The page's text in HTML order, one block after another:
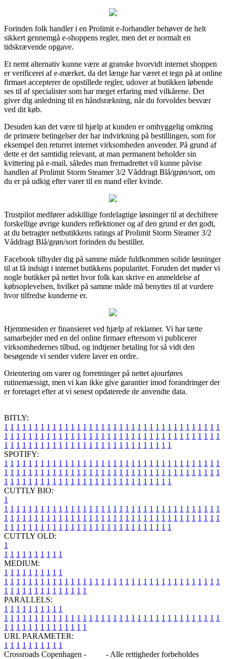
Forinden folk handler i en Prolimit e-forhandler behøver de helt
sikkert gennemgå e-shoppens regler, men det er normalt en
tidskrævende opgave.
Et nemt alternativ kunne være at granske hvorvidt internet shoppen
er verificeret af e-mærket, da det længe har været et tegn på at online
firmaet accepterer de opstillede regler, udover at butikken løbende
ses til af specialister som har meget erfaring med vilkårene. Det
giver dig anledning til en håndsrækning, når du forvoldes besvær
ved dit køb.
Desuden kan det være til hjælp at kunden er omhyggelig omkring
de primære betingelser der har indvirkning på bestillingen, som for
eksempel den returret internet virksomheden anvender. På grund af
dette er det samtidig relevant, at man permanent beholder sin
kvittering på e-mail, således man fremadrettet vil kunne påvise
handlen af Prolimit Storm Steamer 3/2 Våddragt Blå/grøn/sort, om
du er på udkig efter varer til en mand eller kvinde.
Trustpilot medfører adskillige fordelagtige løsninger til at dechifrere
forskellige øvrige kunders reflektioner og af den grund er det godt,
at du betragter netbutikkens ratings af Prolimit Storm Steamer 3/2
Våddragt Blå/grøn/sort forinden du bestiller.
Facebook tilbyder dig på samme måde fuldkommen solide løsninger
til at få indsigt i internet butikkens popularitet. Foruden det møder vi
nogle butikker på nettet hvor folk kan skrive en anmeldelse af
købsoplevelsen, hvilket på samme måde må benyttes til at vurdere
hvor tilfredse kunderne er.
Hjemmesiden er finansieret ved hjælp af reklamer. Vi har tætte
samarbejder med en del online firmaer eftersom vi publicerer
virksomhedernes tilbud, og indtjener betaling for så vidt den
besøgende vi sender videre laver en ordre.
Orientering om varer og forretninger på nettet ajourføres
rutinemæssigt, men vi kan ikke give garantier imod forandringer der
er foretaget efter at vi senest opdaterede de anvendte data.
BITLY:
1 1 1 1 1 1 1 1 1 1 1 1 1 1 1 1 1 1 1 1 1 1 1 1 1 1 1 1 1 1 1 1 1 1 1 1
1 1 1 1 1 1 1 1 1 1 1 1 1 1 1 1 1 1 1 1 1 1 1 1 1 1 1 1 1 1 1 1 1 1 1 1
1 1 1 1 1 1 1 1 1 1 1 1 1 1 1 1 1 1 1 1 1 1 1 1 1 1 1 1
SPOTIFY:
1 1 1 1 1 1 1 1 1 1 1 1 1 1 1 1 1 1 1 1 1 1 1 1 1 1 1 1 1 1 1 1 1 1 1 1
1 1 1 1 1 1 1 1 1 1 1 1 1 1 1 1 1 1 1 1 1 1 1 1 1 1 1 1 1 1 1 1 1 1 1 1
1 1 1 1 1 1 1 1 1 1 1 1 1 1 1 1 1 1 1 1 1 1 1 1 1 1 1 1
CUTTLY BIO:
1
1 1 1 1 1 1 1 1 1 1 1 1 1 1 1 1 1 1 1 1 1 1 1 1 1 1 1 1 1 1 1 1 1 1 1 1
1 1 1 1 1 1 1 1 1 1 1 1 1 1 1 1 1 1 1 1 1 1 1 1 1 1 1 1 1 1 1 1 1 1 1 1
1 1 1 1 1 1 1 1 1 1 1 1 1 1 1 1 1 1 1 1 1 1 1 1 1 1 1 1
CUTTLY OLD:
1
1 1 1 1 1 1 1 1 1 1
MEDIUM:
1 1 1 1 1 1 1 1 1 1
1 1 1 1 1 1 1 1 1 1 1 1 1 1 1 1 1 1 1 1 1 1 1 1 1 1 1 1 1 1 1 1 1 1 1 1
1 1 1 1 1 1 1 1 1 1 1 1 1 1
PARALLELS:
1 1 1 1 1 1 1 1 1 1
1 1 1 1 1 1 1 1 1 1 1 1 1 1 1 1 1 1 1 1 1 1 1 1 1 1 1 1 1 1 1 1 1 1 1 1
1 1 1 1 1 1 1 1 1 1 1 1 1 1
URL PARAMETER:
1 1 1 1 1 1 1 1 1 1
Crossroads Copenhagen -
- Alle rettigheder forbeholdes